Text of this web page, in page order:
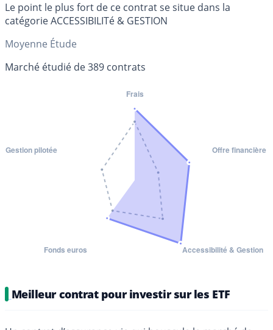
Le point le plus fort de ce contrat se situe dans la
catégorie ACCESSIBILITé & GESTION
Moyenne Étude
Marché étudié de 389 contrats
Meilleur contrat pour investir sur les ETF